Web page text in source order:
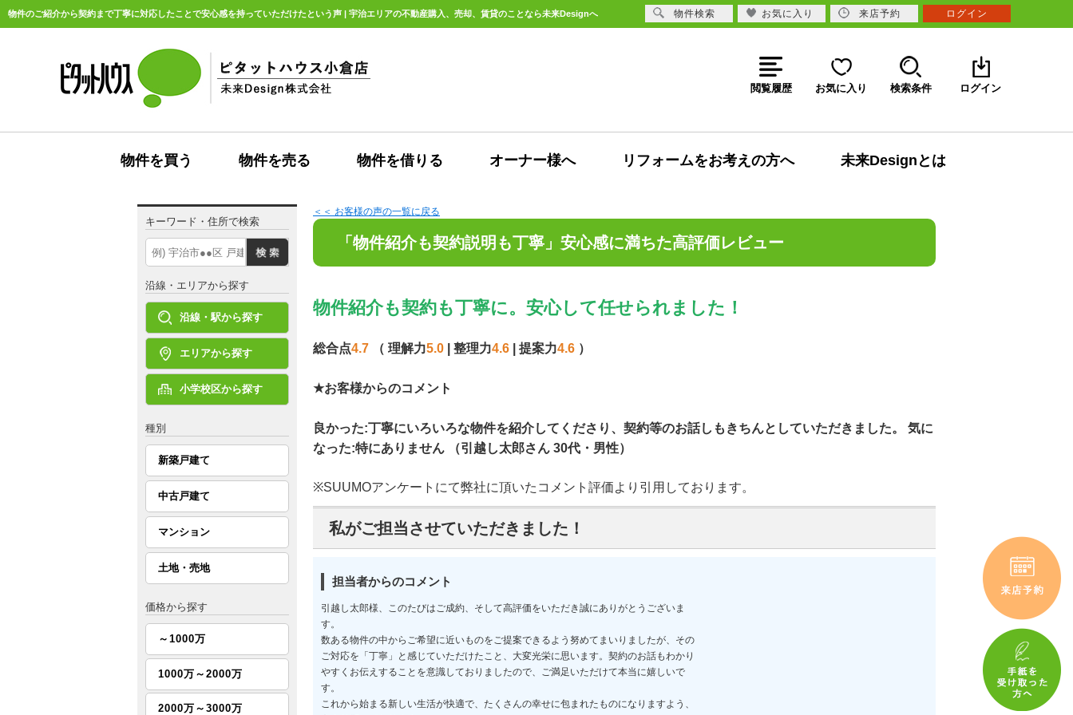
物件のご紹介から契約まで丁寧に対応したことで安心感を持っていただけたという声 | 宇治エリアの不動産購入、売却、賃貸のことなら未来Designへ
閲覧履歴 お気に入り 検索条件 ログイン
物件を買う 物件を売る 物件を借りる オーナー様へ リフォームをお考えの方へ 未来Designとは
＜＜ お客様の声の一覧に戻る
「物件紹介も契約説明も丁寧」安心感に満ちた高評価レビュー
物件紹介も契約も丁寧に。安心して任せられました！
総合点4.7 （ 理解力5.0 | 整理力4.6 | 提案力4.6 ）
★お客様からのコメント
良かった:丁寧にいろいろな物件を紹介してくださり、契約等のお話しもきちんとしていただきました。 気に
なった:特にありません （引越し太郎さん 30代・男性）
※SUUMOアンケートにて弊社に頂いたコメント評価より引用しております。
私がご担当させていただきました！
担当者からのコメント
引越し太郎様、このたびはご成約、そして高評価をいただき誠にありがとうございま
す。
数ある物件の中からご希望に近いものをご提案できるよう努めてまいりましたが、その
ご対応を「丁寧」と感じていただけたこと、大変光栄に思います。契約のお話もわかり
やすくお伝えすることを意識しておりましたので、ご満足いただけて本当に嬉しいで
す。
これから始まる新しい生活が快適で、たくさんの幸せに包まれたものになりますよう、
キーワード・住所で検索
沿線・エリアから探す
沿線・駅から探す
エリアから探す
小学校区から探す
種別
新築戸建て
中古戸建て
マンション
土地・売地
価格から探す
～1000万
1000万～2000万
2000万～3000万
物件検索 お気に入り 来店予約 ログイン